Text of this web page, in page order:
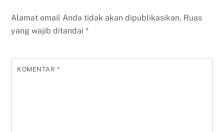
Alamat email Anda tidak akan dipublikasikan. Ruas
yang wajib ditandai*
KOMENTAR*